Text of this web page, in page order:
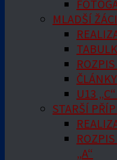
MLADŠÍ
U13
STARŠÍ
„A“